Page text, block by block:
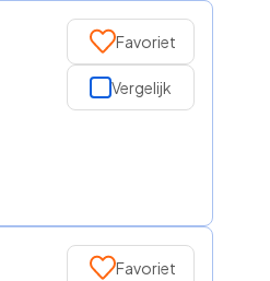
Favoriet
Vergelijk
Favoriet